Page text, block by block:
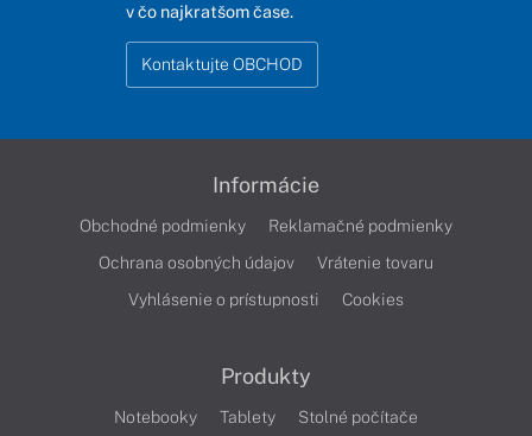
v čo najkratšom čase.
Kontaktujte OBCHOD
Informácie
Obchodné podmienky
Reklamačné podmienky
Ochrana osobných údajov
Vrátenie tovaru
Vyhlásenie o prístupnosti
Cookies
Produkty
Notebooky Tablety
Stolné počítače